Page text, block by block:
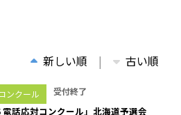
新しい順 古い順
ンクール 受付終了
電話応対コンクール」北海道予選会